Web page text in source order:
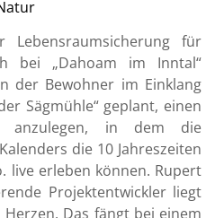
für
bei „Dahoam im Inntal“
der Bewohner im Einklang
Sägmühle“ geplant, einen
anzulegen, in dem die
die 10 Jahreszeiten
live erleben können. Rupert
Projektentwickler liegt
Das fängt bei einem